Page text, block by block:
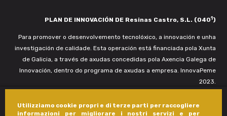
Utilizziamo cookie propri e di terze parti per raccogliere
informazioni per migliorare i nostri servizi e per
PLAN DE INNOVACIÓN DE Resinas Castro, S.L. (0401)
Para promover o desenvolvemento tecnolóxico, a innovación e unha
investigación de calidade. Esta operación está financiada pola Xunta
de Galicia, a través de axudas concedidas pola Axencia Galega de
Innovación, dentro do programa de axudas a empresa. InnovaPeme
2023.